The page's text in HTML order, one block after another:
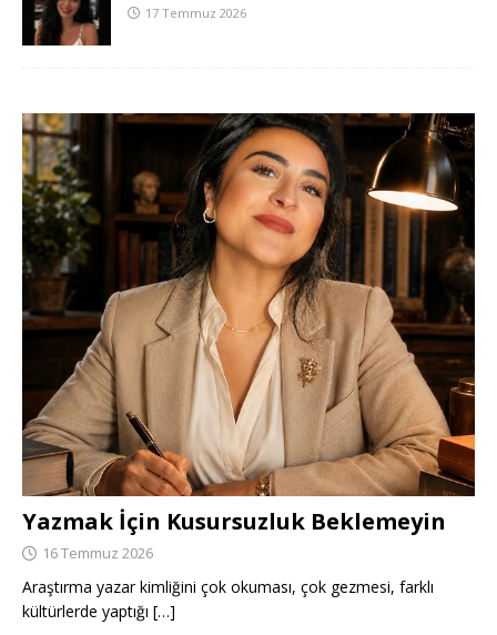
17 Temmuz 2026
Yazmak İçin Kusursuzluk Beklemeyin
16 Temmuz 2026
Araştırma yazar kimliğini çok okuması, çok gezmesi, farklı
kültürlerde yaptığı […]